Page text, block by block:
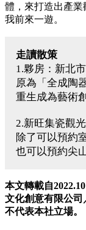
體，來打造出產
我前來一遊。
走讀散策
1.夥房：新北
原為「全成陶
重生成為藝術
2.新旺集瓷觀
除了可以預約
也可以預約尖
本文轉載自2022.10
文化創意有限公司
不代表本社立場。